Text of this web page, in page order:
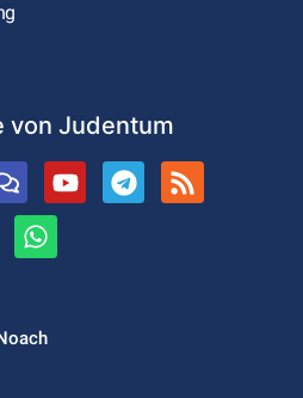
von Judentum